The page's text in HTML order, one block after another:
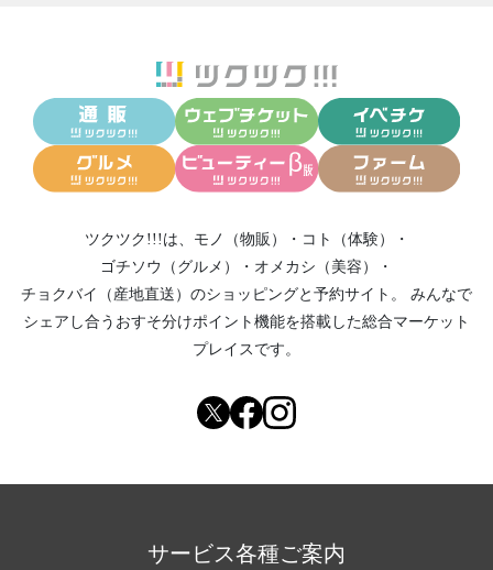
ツクツク!!!は、 モノ（物販） ・ コト（体験）
・
ゴチソウ（グルメ）
・ オメカシ（美容）
・
チョクバイ（産地直送） のショッピングと予約サイト。
みんなで
シェアし合う おすそ分けポイント機能を搭載した総合マーケット
プレイスです。
サービス各種ご案内